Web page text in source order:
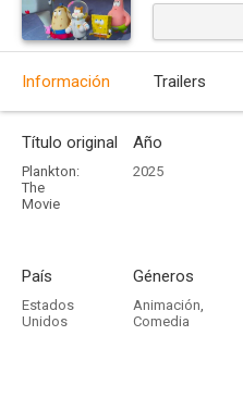
Información Trailers
Título original
Plankton:
The
Movie
Año
2025
País
Estados
Unidos
Géneros
Animación,
Comedia